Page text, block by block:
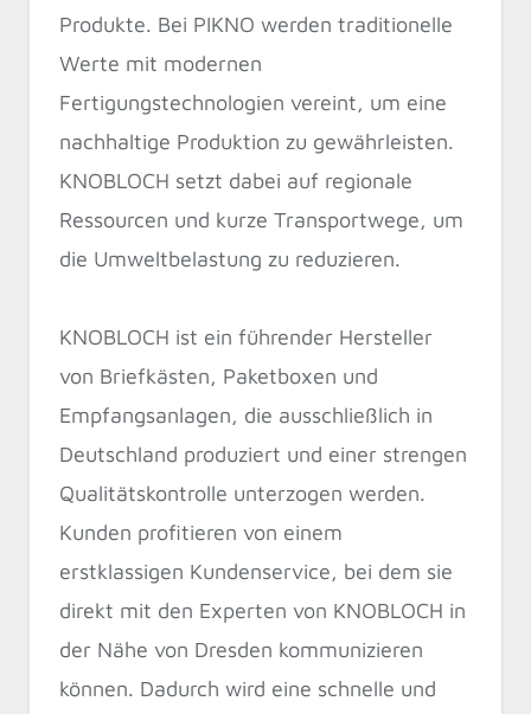
Produkte. Bei PIKNO werden traditionelle
Werte mit modernen
Fertigungstechnologien vereint, um eine
nachhaltige Produktion zu gewährleisten.
KNOBLOCH setzt dabei auf regionale
Ressourcen und kurze Transportwege, um
die Umweltbelastung zu reduzieren.
KNOBLOCH ist ein führender Hersteller
von Briefkästen, Paketboxen und
Empfangsanlagen, die ausschließlich in
Deutschland produziert und einer strengen
Qualitätskontrolle unterzogen werden.
Kunden profitieren von einem
erstklassigen Kundenservice, bei dem sie
direkt mit den Experten von KNOBLOCH in
der Nähe von Dresden kommunizieren
können. Dadurch wird eine schnelle und